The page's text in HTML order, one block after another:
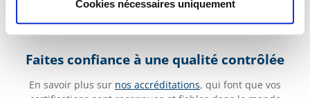
Cookies nécessaires uniquement
Faites confiance à une qualité contrôlée
En savoir plus sur nos accréditations, qui font que vos